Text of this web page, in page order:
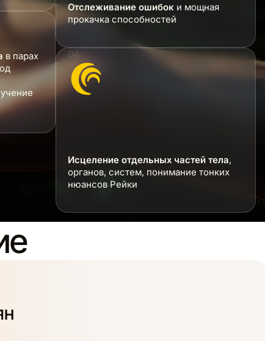
Отслеживание ошибок и мощная
прокачка способностей
в парах
Исцеление отдельных частей тела,
органов, систем, понимание тонких
нюансов Рейки